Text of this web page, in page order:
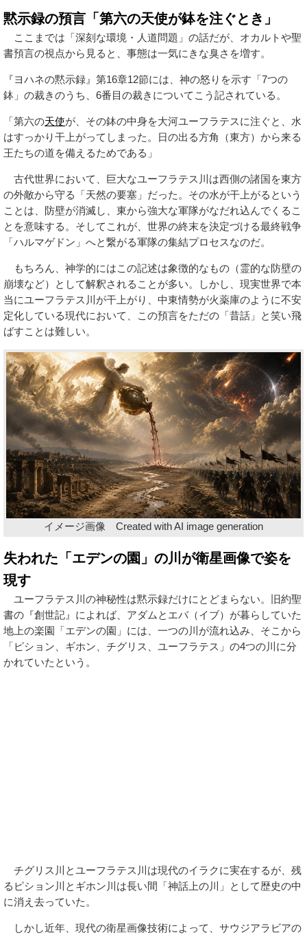
黙示録の預言「第六の天使が鉢を注ぐとき」
ここまでは「深刻な環境・人道問題」の話だが、オカルトや聖
書預言の視点から見ると、事態は一気にきな臭さを増す。
『ヨハネの黙示録』第16章12節には、神の怒りを示す「7つの
鉢」の裁きのうち、6番目の裁きについてこう記されている。
「第六の天使が、その鉢の中身を大河ユーフラテスに注ぐと、水
はすっかり干上がってしまった。日の出る方角（東方）から来る
王たちの道を備えるためである」
古代世界において、巨大なユーフラテス川は西側の諸国を東方
の外敵から守る「天然の要塞」だった。その水が干上がるという
ことは、防壁が消滅し、東から強大な軍隊がなだれ込んでくるこ
とを意味する。そしてこれが、世界の終末を決定づける最終戦争
「ハルマゲドン」へと繋がる軍隊の集結プロセスなのだ。
もちろん、神学的にはこの記述は象徴的なもの（霊的な防壁の
崩壊など）として解釈されることが多い。しかし、現実世界で本
当にユーフラテス川が干上がり、中東情勢が火薬庫のように不安
定化している現代において、この預言をただの「昔話」と笑い飛
ばすことは難しい。
イメージ画像 Created with AI image generation
失われた「エデンの園」の川が衛星画像で姿を
現す
ユーフラテス川の神秘性は黙示録だけにとどまらない。旧約聖
書の『創世記』によれば、アダムとエバ（イブ）が暮らしていた
地上の楽園「エデンの園」には、一つの川が流れ込み、そこから
「ピション、ギホン、チグリス、ユーフラテス」の4つの川に分
かれていたという。
チグリス川とユーフラテス川は現代のイラクに実在するが、残
るピション川とギホン川は長い間「神話上の川」として歴史の中
に消え去っていた。
しかし近年、現代の衛星画像技術によって、サウジアラビアの